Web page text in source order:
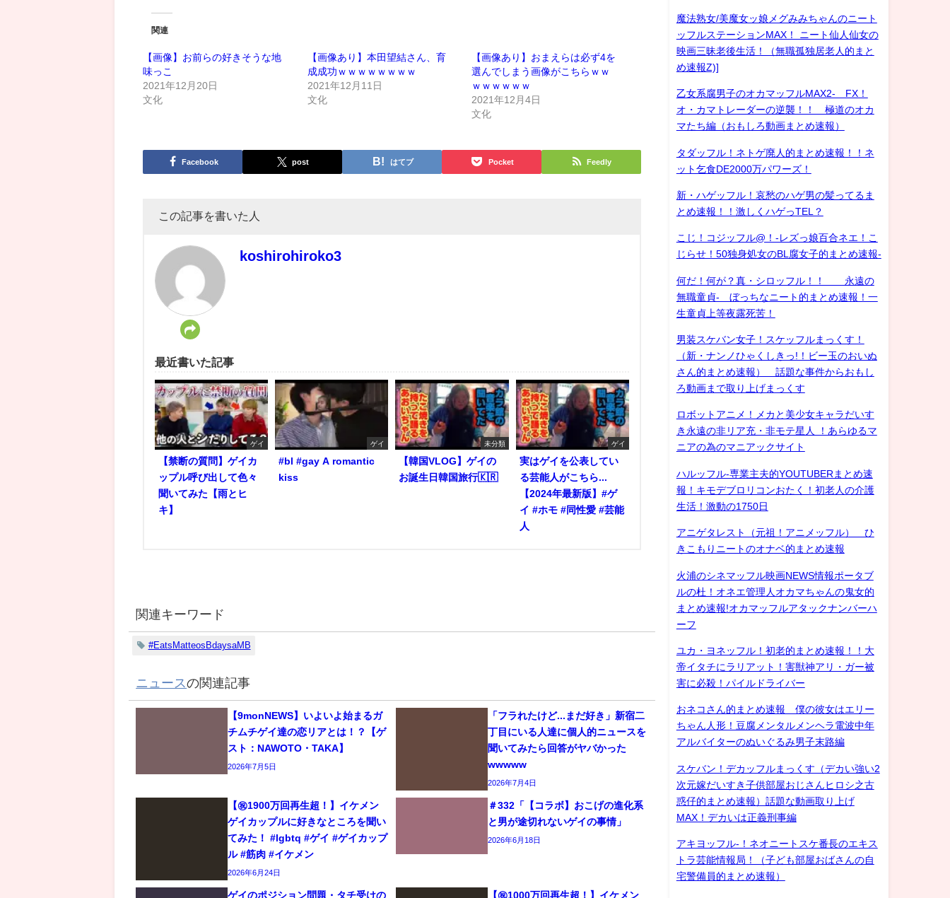
関連
【画像】お前らの好きそうな地
味っこ
2021年12月20日
文化
【画像あり】本田望結さん、育
成成功ｗｗｗｗｗｗｗｗ
2021年12月11日
文化
【画像あり】おまえらは必ず4を
選んでしまう画像がこちらｗｗ
ｗｗｗｗｗｗ
2021年12月4日
文化
Facebook post はてブ Pocket Feedly
この記事を書いた人
koshirohiroko3
最近書いた記事
ゲイ
【禁断の質問】ゲイカ
ップル呼び出して色々
聞いてみた【雨とヒ
キ】
ゲイ
#bl #gay A romantic
kiss
未分類
【韓国VLOG】ゲイの
お誕生日韓国旅行🇰🇷
ゲイ
実はゲイを公表してい
る芸能人がこちら...
【2024年最新版】#ゲ
イ #ホモ #同性愛 #芸能
人
関連キーワード
#EatsMatteosBdaysaMB
ニュースの関連記事
【9monNEWS】いよいよ始まるガ
チムチゲイ達の恋リアとは！？【ゲ
スト：NAWOTO・TAKA】
2026年7月5日
「フラれたけど...まだ好き」新宿二
丁目にいる人達に個人的ニュースを
聞いてみたら回答がヤバかった
wwwww
2026年7月4日
【㊗️1900万回再生超！】イケメン
ゲイカップルに好きなところを聞い
てみた！ #lgbtq #ゲイ #ゲイカップ
ル #筋肉 #イケメン
2026年6月24日
＃332「【コラボ】おこげの進化系
と男が途切れないゲイの事情」
2026年6月18日
ゲイのポジション問題・タチ受けの 【㊗️1000万回再生超！】イケメン
魔法熟女/美魔女ッ娘メグみみちゃんのニート
ッフルステーションMAX！ ニート仙人仙女の
映画三昧老後生活！（無職孤独居老人的まと
め速報Z)]
乙女系腐男子のオカマッフルMAX2- FX！
オ・カマトレーダーの逆襲！！ 極道のオカ
マたち編（おもしろ動画まとめ速報）
タダッフル！ネトゲ廃人的まとめ速報！！ネ
ット乞食DE2000万パワーズ！
新・ハゲッフル！哀愁のハゲ男の髪ってるま
とめ速報！！激しくハゲっTEL？
こじ！コジッフル@！-レズっ娘百合ネエ！こ
じらせ！50独身処女のBL腐女子的まとめ速報-
何だ！何が？真・シロッフル！！ 永遠の
無職童貞- ぼっちなニート的まとめ速報！一
生童貞上等夜露死苦！
男装スケバン女子！スケッフルまっくす！
（新・ナンノひゃくしきっ!！ビー玉のおいぬ
さん的まとめ速報） 話題な事件からおもし
ろ動画まで取り上げまっくす
ロボットアニメ！メカと美少女キャラだいす
き永遠の非リア充・非モテ星人 ！あらゆるマ
ニアの為のマニアックサイト
ハルッフル-専業主夫的YOUTUBERまとめ速
報！キモデブロリコンおたく！初老人の介護
生活！激動の1750日
アニゲタレスト（元祖！アニメッフル） ひ
きこもりニートのオナベ的まとめ速報
火浦のシネマッフル映画NEWS情報ポータブ
ルの杜！オネエ管理人オカマちゃんの鬼女的
まとめ速報!オカマッフルアタックナンバーハ
ーフ
ユカ・ヨネッフル！初老的まとめ速報！！大
帝イタチにラリアット！害獣神アリ・ガー被
害に必殺！パイルドライバー
おネコさん的まとめ速報 僕の彼女はエリー
ちゃん人形！豆腐メンタルメンヘラ電波中年
アルバイターのぬいぐるみ男子末路編
スケバン！デカッフルまっくす（デカい強い2
次元嫁だいすき子供部屋おじさんヒロシ之古
惑仔的まとめ速報）話題な動画取り上げ
MAX！デカいは正義刑事編
アキヨッフル-！ネオニートスケ番長のエキス
トラ芸能情報局！（子ども部屋おばさんの自
宅警備員的まとめ速報）